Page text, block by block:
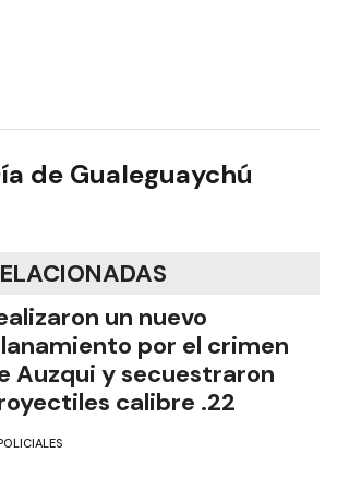
de Gualeguaychú
un nuevo
por el crimen
Auzqui y secuestraron
calibre .22